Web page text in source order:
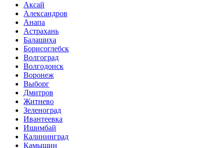
Аксай
Александров
Анапа
Астрахань
Балашиха
Борисоглебск
Волгоград
Волгодонск
Воронеж
Выборг
Дмитров
Житнево
Зеленоград
Ивантеевка
Ишимбай
Калининград
Камышин